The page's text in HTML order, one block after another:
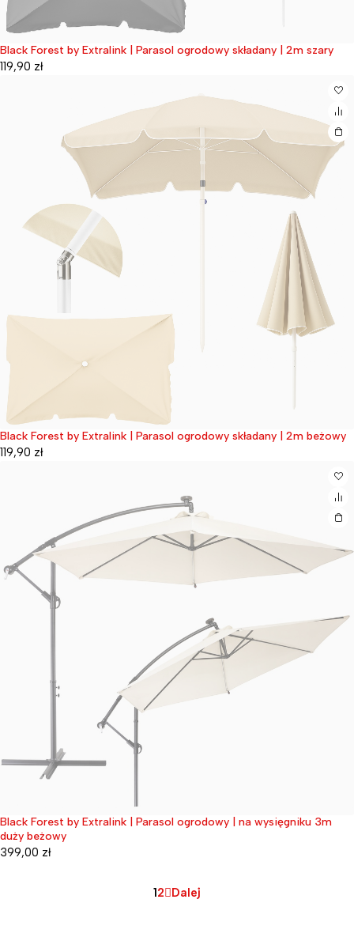
Wyprzedane
Black Forest by Extralink | Parasol ogrodowy składany | 2m szary
119,90 zł
Wyprzedane
Black Forest by Extralink | Parasol ogrodowy składany | 2m beżowy
119,90 zł
Wyprzedane
Black Forest by Extralink | Parasol ogrodowy | na wysięgniku 3m
duży beżowy
399,00 zł
12 Dalej